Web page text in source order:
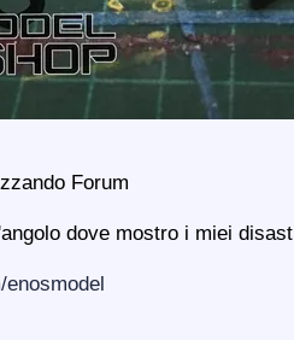
Forum
dove mostro i miei